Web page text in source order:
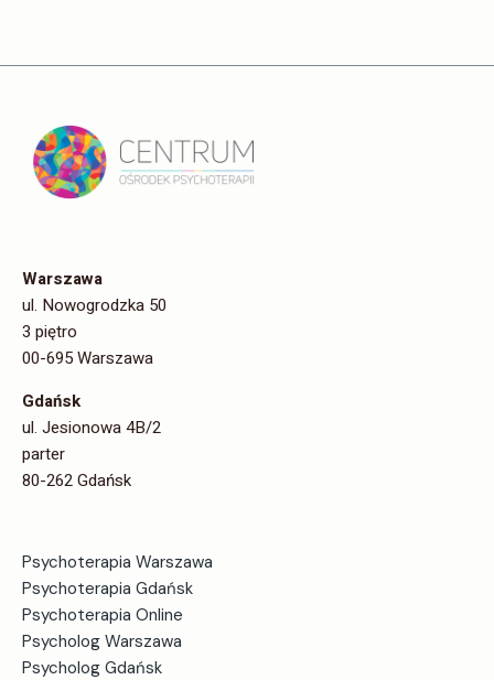
Warszawa
ul. Nowogrodzka 50
3 piętro
00-695 Warszawa
Gdańsk
ul. Jesionowa 4B/2
parter
80-262 Gdańsk
Psychoterapia Warszawa
Psychoterapia Gdańsk
Psychoterapia Online
Psycholog Warszawa
Psycholog Gdańsk